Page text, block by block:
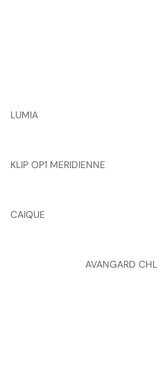
LUMIA
KLIP OP1 MERIDIENNE
CAIQUE
AVANGARD CHL